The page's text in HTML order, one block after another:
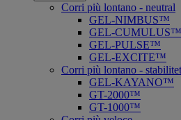
Corri più lontano - neutral
GEL-NIMBUS™
GEL-CUMULUS™
GEL-PULSE™
GEL-EXCITE™
Corri più lontano - stabilitet
GEL-KAYANO™
GT-2000™
GT-1000™